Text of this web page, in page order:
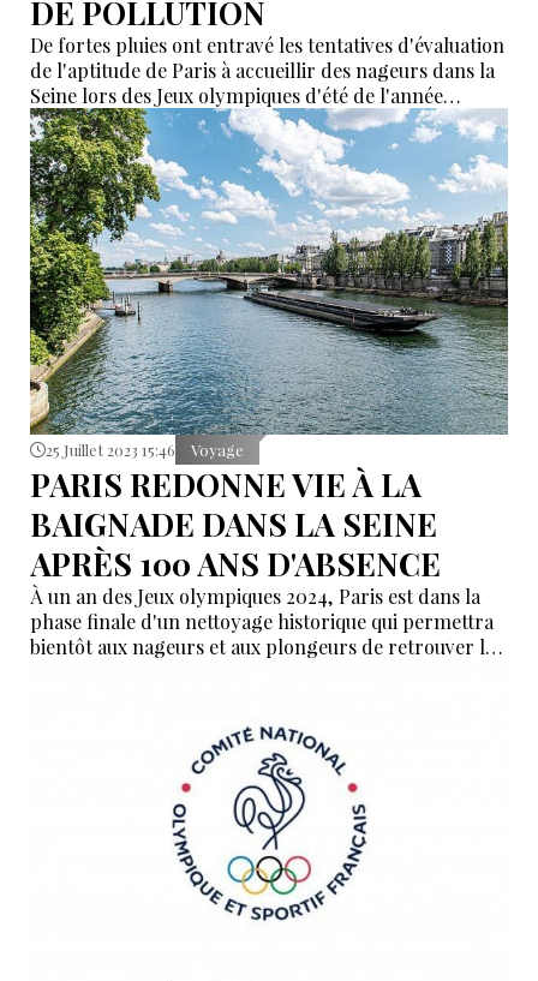
DE POLLUTION
De fortes pluies ont entravé les tentatives d'évaluation
de l'aptitude de Paris à accueillir des nageurs dans la
Seine lors des Jeux olympiques d'été de l'année
prochaine, mais les responsables des Jeux insistent
sur le fait que la voie d'eau sera améliorée en 2024.
25 Juillet 2023 15:46 Voyage
PARIS REDONNE VIE À LA
BAIGNADE DANS LA SEINE
APRÈS 100 ANS D'ABSENCE
À un an des Jeux olympiques 2024, Paris est dans la
phase finale d'un nettoyage historique qui permettra
bientôt aux nageurs et aux plongeurs de retrouver la